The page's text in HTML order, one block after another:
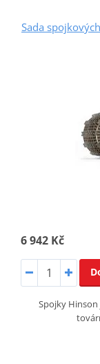
Sada
6 942 Kč
Spojky